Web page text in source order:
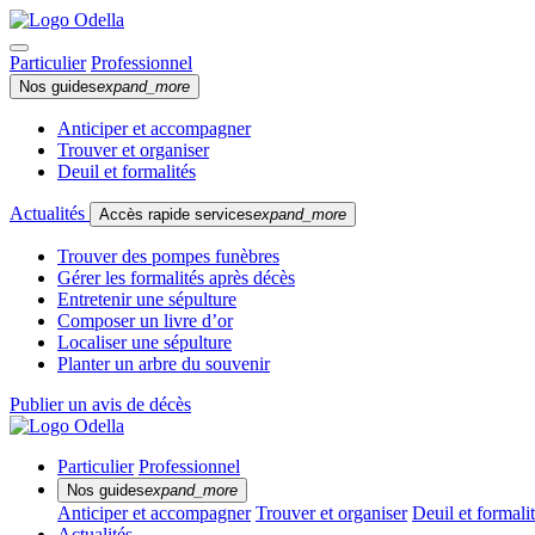
Particulier Professionnel
Nos guidesexpand_more
Anticiper et accompagner
Trouver et organiser
Deuil et formalités
Actualités Accès rapide servicesexpand_more
Trouver des pompes funèbres
Gérer les formalités après décès
Entretenir une sépulture
Composer un livre d’or
Localiser une sépulture
Planter un arbre du souvenir
Publier un avis de décès
Particulier Professionnel
Nos guidesexpand_more
Anticiper et accompagner Trouver et organiser Deuil et